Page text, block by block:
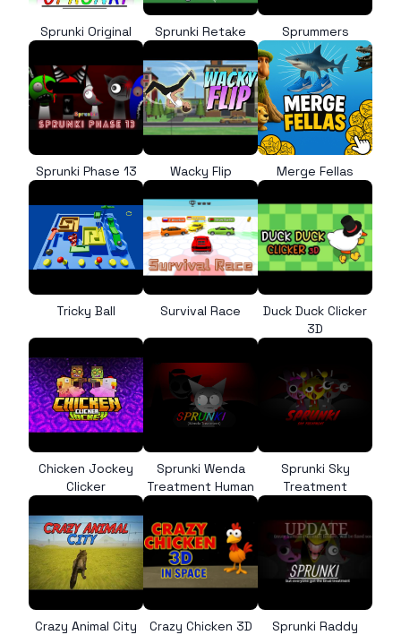
Sprunki Original Sprunki Retake Sprummers
Sprunki Phase 13 Wacky Flip Merge Fellas
Tricky Ball Survival Race
Duck Duck Clicker
3D
Chicken Jockey
Clicker
Sprunki Wenda
Treatment Human
Sprunki Sky
Treatment
Crazy Animal City Crazy Chicken 3D
Sprunki Raddy